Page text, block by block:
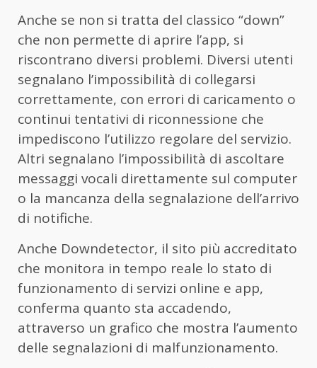
Anche se non si tratta del classico “down”
che non permette di aprire l’app, si
riscontrano diversi problemi. Diversi utenti
segnalano l’impossibilità di collegarsi
correttamente, con errori di caricamento o
continui tentativi di riconnessione che
impediscono l’utilizzo regolare del servizio.
Altri segnalano l’impossibilità di ascoltare
messaggi vocali direttamente sul computer
o la mancanza della segnalazione dell’arrivo
di notifiche.
Anche Downdetector, il sito più accreditato
che monitora in tempo reale lo stato di
funzionamento di servizi online e app,
conferma quanto sta accadendo,
attraverso un grafico che mostra l’aumento
delle segnalazioni di malfunzionamento.